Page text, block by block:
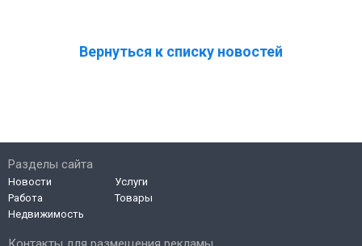
Вернуться к списку новостей
Разделы сайта
Новости
Работа
Недвижимость
Услуги
Товары